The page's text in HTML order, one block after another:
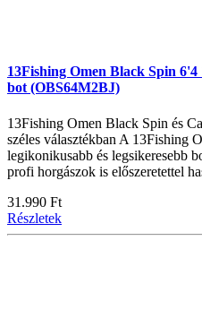
13Fishing Omen Black Spin
bot (OBS64M2BJ)
13Fishing Omen Black Spin és
széles választékban A 13Fishing
legikonikusabb és legsikeresebb
profi horgászok is előszeretettel
31.990 Ft
Részletek